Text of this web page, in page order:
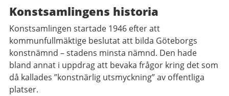
Konstsamlingens historia
Konstsamlingen startade 1946 efter att
kommunfullmäktige beslutat att bilda Göteborgs
konstnämnd – stadens minsta nämnd. Den hade
bland annat i uppdrag att bevaka frågor kring det som
då kallades ”konstnärlig utsmyckning” av offentliga
platser.